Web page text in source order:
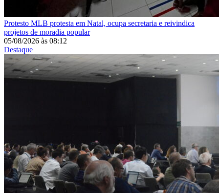
Protesto MLB protesta em Natal, ocupa secretaria e reivindica
projetos de moradia popular
05/08/2026 às 08:12
Destaque